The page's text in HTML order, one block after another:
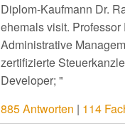
Diplom-Kaufmann Dr.
ehemals visit.
Administrative
zertifizierte
Developer; "
885 Antworten | 114